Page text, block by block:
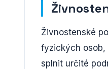
Živnostenské
fyzických osob,
splnit určité